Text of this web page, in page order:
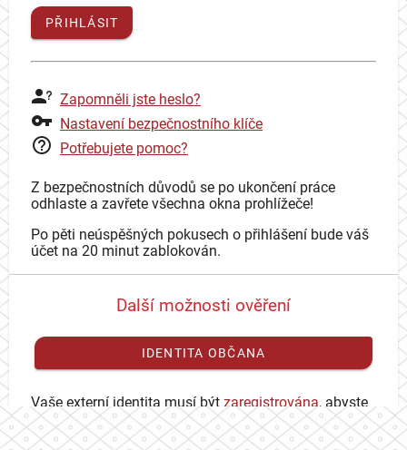
PŘIHLÁSIT
Zapomněli jste heslo?
Nastavení bezpečnostního klíče
Potřebujete pomoc?
Z bezpečnostních důvodů se po ukončení práce
odhlaste a zavřete všechna okna prohlížeče!
Po pěti neúspěšných pokusech o přihlášení bude váš
účet na 20 minut zablokován.
Další možnosti ověření
IDENTITA OBČANA
Vaše externí identita musí být zaregistrována, abyste
se mohli přihlásit ke svému CAS účtu.